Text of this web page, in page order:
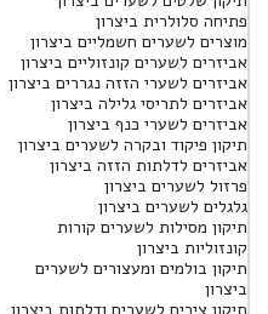
פתיחה סלולרית ביצרון
מוצרים לשערים חשמליים ביצרון
אביזרים לשערים קונזוליים ביצרון
אביזרים לשערי הזזה נגררים ביצרון
אביזרים לתריסי גלילה ביצרון
אביזרים לשערי כנף ביצרון
תיקון פיקוד ובקרה לשערים ביצרון
אביזרים לדלתות הזזה ביצרון
פרזול לשערים ביצרון
גלגלים לשערים ביצרון
תיקון מסילות לשערים קורות
קונזוליות ביצרון
תיקון בולמים ומעצורים לשערים
ביצרון